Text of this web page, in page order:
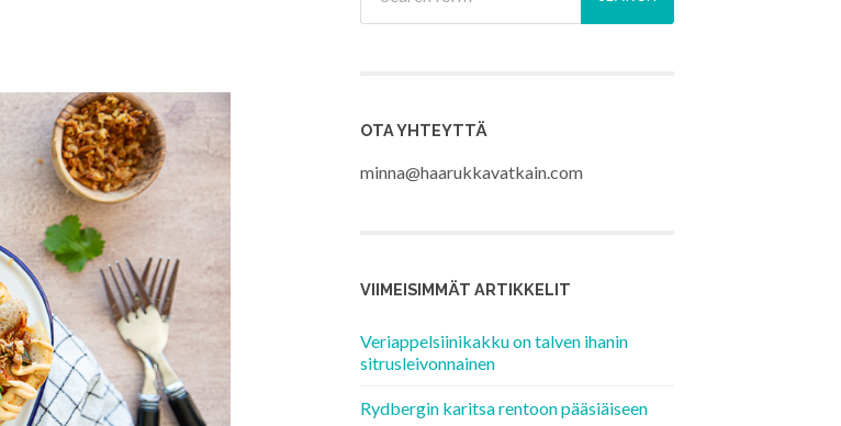
OTA YHTEYTTÄ
minna@haarukkavatkain.com
VIIMEISIMMÄT ARTIKKELIT
Veriappelsiinikakku on talven ihanin
sitrusleivonnainen
Rydbergin karitsa rentoon pääsiäiseen